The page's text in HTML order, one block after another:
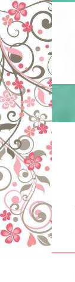
Перейти
к
контенту